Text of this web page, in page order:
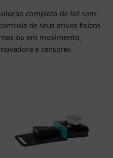
completa de IoT sem
de seus ativos físicos -
ou em movimento,
e sensores